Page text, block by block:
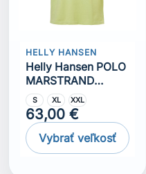
HELLY HANSEN
Helly Hansen POLO
MARSTRAND
Matcha
S XL XXL
63,00 €
Vybrať veľkosť